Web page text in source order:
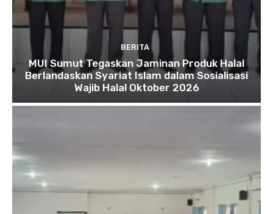
BERITA
MUI Sumut Tegaskan Jaminan Produk Halal
Berlandaskan Syariat Islam dalam Sosialisasi
Wajib Halal Oktober 2026